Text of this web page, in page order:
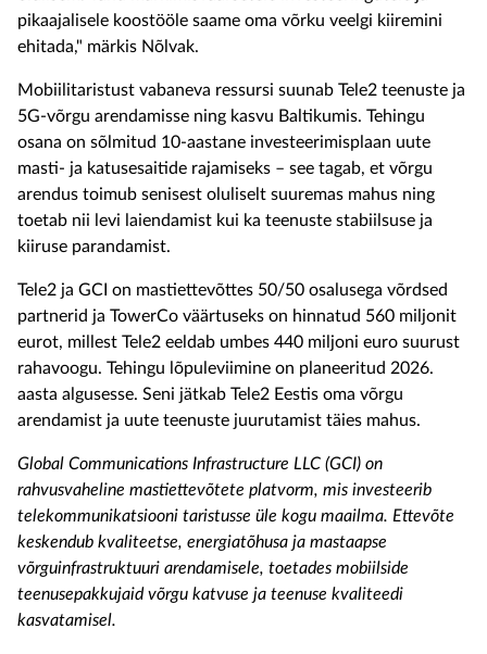
pikaajalisele koostööle saame oma võrku veelgi kiiremini
ehitada," märkis Nõlvak.
Mobiilitaristust vabaneva ressursi suunab Tele2 teenuste ja
5G-võrgu arendamisse ning kasvu Baltikumis. Tehingu
osana on sõlmitud 10-aastane investeerimisplaan uute
masti- ja katusesaitide rajamiseks – see tagab, et võrgu
arendus toimub senisest oluliselt suuremas mahus ning
toetab nii levi laiendamist kui ka teenuste stabiilsuse ja
kiiruse parandamist.
Tele2 ja GCI on mastiettevõttes 50/50 osalusega võrdsed
partnerid ja TowerCo väärtuseks on hinnatud 560 miljonit
eurot, millest Tele2 eeldab umbes 440 miljoni euro suurust
rahavoogu. Tehingu lõpuleviimine on planeeritud 2026.
aasta algusesse. Seni jätkab Tele2 Eestis oma võrgu
arendamist ja uute teenuste juurutamist täies mahus.
Global Communications Infrastructure LLC (GCI) on
rahvusvaheline mastiettevõtete platvorm, mis investeerib
telekommunikatsiooni taristusse üle kogu maailma. Ettevõte
keskendub kvaliteetse, energiatõhusa ja mastaapse
võrguinfrastruktuuri arendamisele, toetades mobiilside
teenusepakkujaid võrgu katvuse ja teenuse kvaliteedi
kasvatamisel.